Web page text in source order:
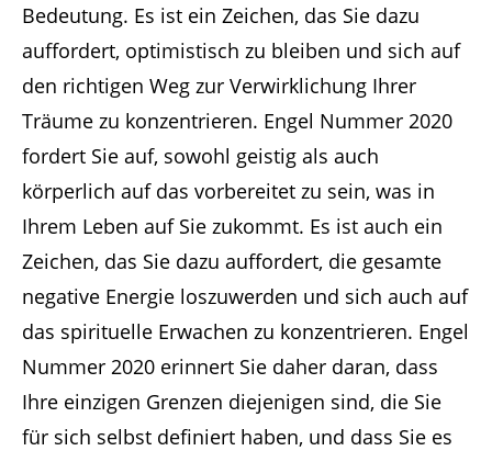
Bedeutung. Es ist ein Zeichen, das Sie dazu
auffordert, optimistisch zu bleiben und sich auf
den richtigen Weg zur Verwirklichung Ihrer
Träume zu konzentrieren. Engel Nummer 2020
fordert Sie auf, sowohl geistig als auch
körperlich auf das vorbereitet zu sein, was in
Ihrem Leben auf Sie zukommt. Es ist auch ein
Zeichen, das Sie dazu auffordert, die gesamte
negative Energie loszuwerden und sich auch auf
das spirituelle Erwachen zu konzentrieren. Engel
Nummer 2020 erinnert Sie daher daran, dass
Ihre einzigen Grenzen diejenigen sind, die Sie
für sich selbst definiert haben, und dass Sie es